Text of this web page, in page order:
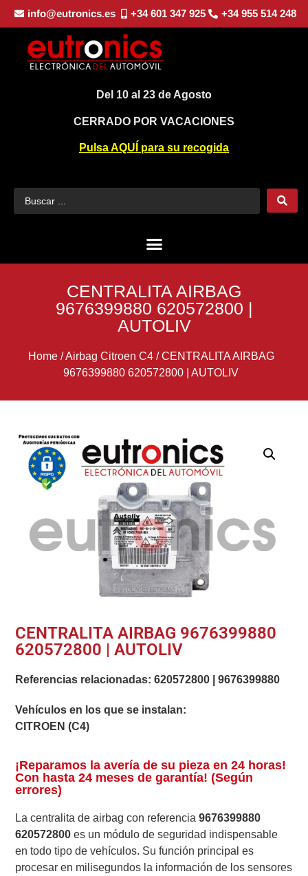
info@eutronics.es +34 601 347 925 +34 955 514 248
Del 10 al 23 de Agosto
CERRADO POR VACACIONES
Pulsa AQUÍ para su recogida
CENTRALITA AIRBAG
9676399880 620572800 |
AUTOLIV
Home/Airbag Citroen C4/CENTRALITA AIRBAG
9676399880 620572800 | AUTOLIV
CENTRALITA AIRBAG 9676399880
620572800 | AUTOLIV
Referencias relacionadas:620572800 |9676399880
Vehículos en los que se instalan:
CITROEN (C4)
¡Reparamos la avería de su pieza en 24 horas!
Con hasta 24 meses de garantía! (Según
errores)
La centralita de airbag con referencia9676399880
620572800 es un módulo de seguridad indispensable
en todo tipo de vehículos. Su función principal es
procesar en milisegundos la información de los sensores